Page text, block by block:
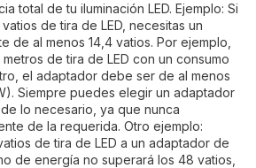
total de tu iluminación LED. Ejemplo: Si
de tira de LED, necesitas un
de al menos 14,4 vatios. Por ejemplo,
de tira de LED con un consumo
el adaptador debe ser de al menos
Siempre puedes elegir un adaptador
lo necesario, ya que nunca
de la requerida. Otro ejemplo:
de tira de LED a un adaptador de
de energía no superará los 48 vatios,